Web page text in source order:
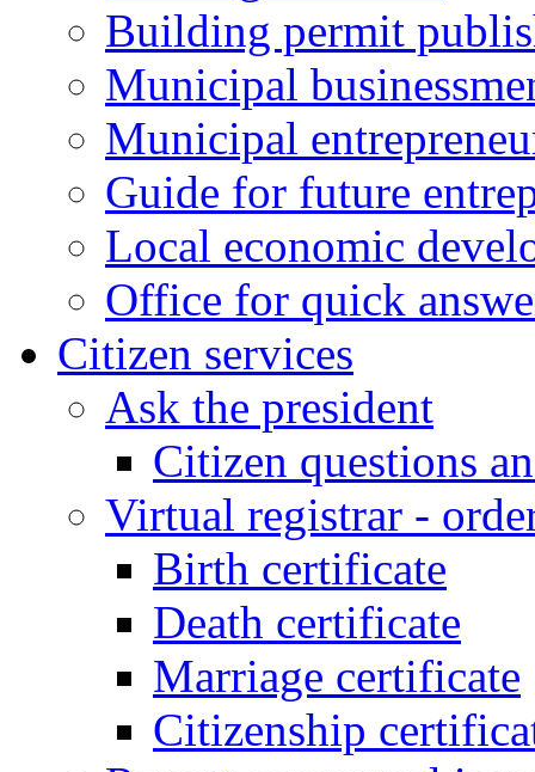
Building permit
Municipal
Municipal
Guide for future
Local economic
Office for quick
Citizen services
Ask the president
Citizen questions
Virtual registrar -
Birth certificate
Death certificate
Marriage certificate
Citizenship